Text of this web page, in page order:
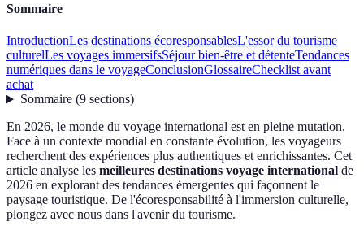
Sommaire
IntroductionLes destinations écoresponsablesL'essor du tourisme
culturelLes voyages immersifsSéjour bien-être et détenteTendances
numériques dans le voyageConclusionGlossaireChecklist avant
achat
Sommaire(9 sections)
En 2026, le monde du voyage international est en pleine mutation.
Face à un contexte mondial en constante évolution, les voyageurs
recherchent des expériences plus authentiques et enrichissantes. Cet
article analyse les meilleures destinations voyage international de
2026 en explorant des tendances émergentes qui façonnent le
paysage touristique. De l'écoresponsabilité à l'immersion culturelle,
plongez avec nous dans l'avenir du tourisme.